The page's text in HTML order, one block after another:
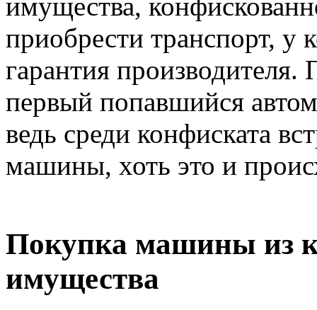
приобрести транспорт, у
гарантия производителя.
первый попавшийся
ведь среди конфиската
машины, хоть это и
Покупка машины из
имущества